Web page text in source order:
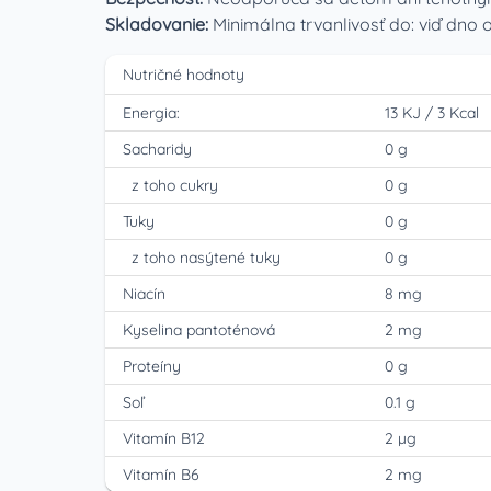
Skladovanie: Minimálna trvanlivosť do: viď dno
Nutričné hodnoty
Energia:
13 KJ / 3 Kcal
Sacharidy
0 g
z toho cukry
0 g
Tuky
0 g
z toho nasýtené tuky
0 g
Niacín
8 mg
Kyselina pantoténová
2 mg
Proteíny
0 g
Soľ
0.1 g
Vitamín B12
2 µg
Vitamín B6
2 mg